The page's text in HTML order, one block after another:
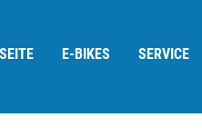
E-BIKES SERVICE